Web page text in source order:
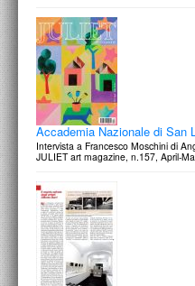
Accademia Nazionale di San
Intervista a Francesco Moschini di
JULIET art magazine, n.157, April-